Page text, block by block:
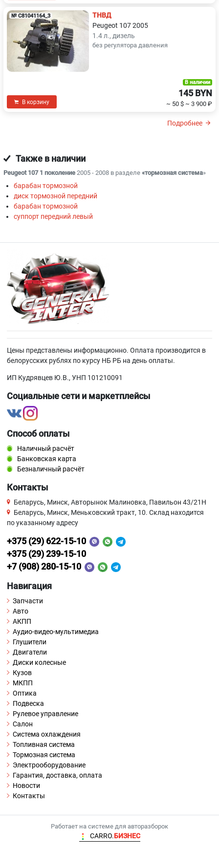
№ C81041164_3
ТНВД
Peugeot 107 2005
1.4 л., дизель
без регулятора давления
В корзину
В наличии
145 BYN
~ 50 $ ~ 3 900 ₽
Подробнее
Также в наличии
Peugeot 107 1 поколение 2005 - 2008 в разделе «тормозная система»
барабан тормозной
диск тормозной передний
барабан тормозной
суппорт передний левый
Цены представлены информационно. Оплата производится в
белорусских рублях по курсу НБ РБ на день оплаты.
ИП Кудрявцев Ю.В., УНП 101210091
Социальные сети и маркетплейсы
Способ оплаты
Наличный расчёт
Банковская карта
Безналичный расчёт
Контакты
Беларусь, Минск, Авторынок Малиновка, Павильон 43/21Н
Беларусь, Минск, Меньковский тракт, 10. Склад находится
по указанному адресу
+375 (29) 622-15-10
+375 (29) 239-15-10
+7 (908) 280-15-10
Навигация
Запчасти
Авто
АКПП
Аудио-видео-мультимедиа
Глушители
Двигатели
Диски колесные
Кузов
МКПП
Оптика
Подвеска
Рулевое управление
Салон
Система охлаждения
Топливная система
Тормозная система
Электрооборудование
Гарантия, доставка, оплата
Новости
Контакты
Работает на системе для авторазборок
CARRO.БИЗНЕС